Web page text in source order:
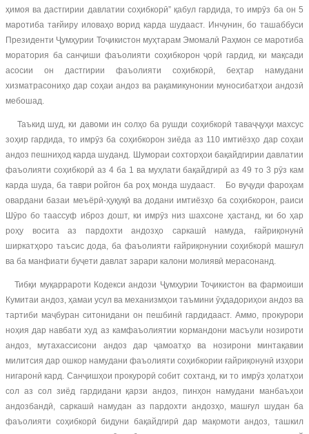
ҳимоя ва дастгирии давлатии соҳибкорӣ” қабул гардида, то имрӯз ба он 5
маротиба тағйиру иловаҳо ворид карда шудааст. Инчунин, бо ташаббуси
Президенти Ҷумҳурии Тоҷикистон муҳтарам Эмомалӣ Раҳмон се маротиба
моратория ба санҷиши фаъолияти соҳибкорон ҷорӣ гардид, ки мақсади
асосии он дастгирии фаъолияти соҳибкорӣ, беҳтар намудани
хизматрасониҳо дар соҳаи андоз ва рақамикунонии муносибатҳои андозӣ
мебошад.
Таъкид шуд, ки давоми ин солҳо ба рушди соҳибкорӣ таваҷҷуҳи махсус
зоҳир гардида, то имрӯз ба соҳибкорон зиёда аз 110 имтиёзҳо дар соҳаи
андоз пешниҳод карда шуданд. Шумораи сохторҳои бақайдгирии давлатии
фаъолияти соҳибкорӣ аз 4 ба 1 ва муҳлати бақайдгирӣ аз 49 то 3 рӯз кам
карда шуда, ба таври ройгон ба роҳ монда шудааст. Бо вуҷуди фароҳам
овардани базаи меъёрӣ-ҳуқуқӣ ва додани имтиёзҳо ба соҳибкорон, раиси
Шӯро бо таассуф иброз дошт, ки имрӯз низ шахсоне ҳастанд, ки бо ҳар
роҳу восита аз пардохти андозҳо саркашӣ намуда, ғайриқонунӣ
ширкатҳоро таъсис дода, ба фаъолияти ғайриқонунии соҳибкорӣ машғул
ва ба манфиати буҷети давлат зарари калони молиявӣ мерасонанд.
Тибқи муқаррароти Кодекси андози Ҷумҳурии Тоҷикистон ва фармоиши
Кумитаи андоз, ҳамаи усул ва механизмҳои таъмини ӯҳдадориҳои андоз ва
тартиби маҷбуран ситонидани он пешбинӣ гардидааст. Аммо, прокурори
ноҳия дар навбати худ аз камфаъолиятии кормандони масъули нозироти
андоз, мутахассисони андоз дар ҷамоатҳо ва нозирони минтақавии
милитсия дар ошкор намудани фаъолияти соҳибкории ғайриқонунӣ изҳори
нигаронӣ кард. Санҷишҳои прокурорӣ собит сохтанд, ки то имрӯз ҳолатҳои
сол аз сол зиёд гардидани қарзи андоз, пинҳон намудани манбаъҳои
андозбандӣ, саркашӣ намудан аз пардохти андозҳо, машғул шудан ба
фаъолияти соҳибкорӣ бидуни бақайдгирӣ дар мақомоти андоз, ташкил